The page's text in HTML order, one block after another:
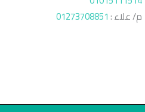
م/ علاء :01273708851